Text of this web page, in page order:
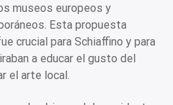
museos europeos y
Esta propuesta
crucial para Schiaffino y para
a educar el gusto del
el arte local.